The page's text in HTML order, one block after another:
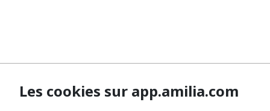
Les cookies sur app.amilia.com